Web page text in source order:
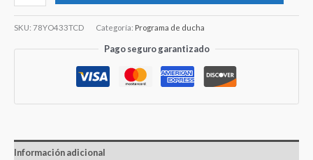
SKU: 78YO433TCD Categoría: Programa de ducha
Pago seguro garantizado
Información adicional